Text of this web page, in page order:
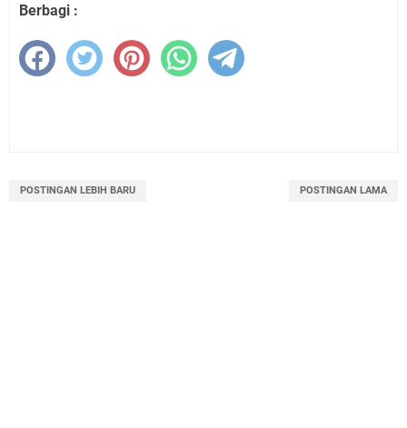
Berbagi :
POSTINGAN LEBIH BARU POSTINGAN LAMA